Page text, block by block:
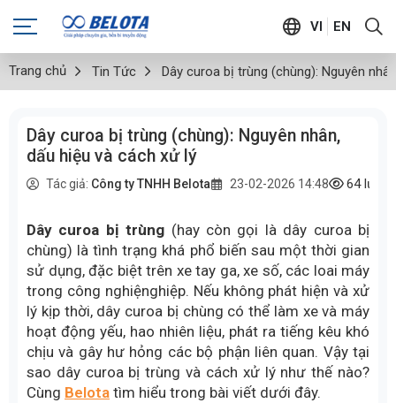
VI EN
Trang chủ Tin Tức Dây curoa bị trùng (chùng): Nguyên
Dây curoa bị trùng (chùng): Nguyên nhân,
dấu hiệu và cách xử lý
Tác giả: Công ty TNHH Belota 23-02-2026 14:48 64lượt
Dây curoa bị trùng (hay còn gọi là dây curoa bị
chùng) là tình trạng khá phổ biến sau một thời gian
sử dụng, đặc biệt trên xe tay ga, xe số, các loai máy
trong công nghiệnghiệp. Nếu không phát hiện và xử
lý kịp thời, dây curoa bị chùng có thể làm xe và máy
hoạt động yếu, hao nhiên liệu, phát ra tiếng kêu khó
chịu và gây hư hỏng các bộ phận liên quan. Vậy tại
sao dây curoa bị trùng và cách xử lý như thế nào?
Cùng Belota tìm hiểu trong bài viết dưới đây.